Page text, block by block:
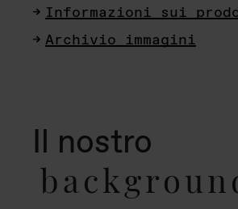
Informazioni sui
Archivio immagini
Il nostro